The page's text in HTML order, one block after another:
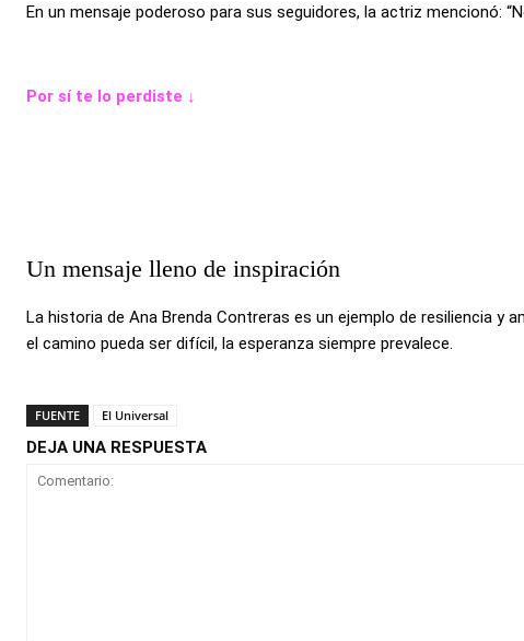
En un mensaje poderoso para sus seguidores, la actriz mencionó:
Por sí te lo perdiste ↓
Un mensaje lleno de inspiración
La historia de Ana Brenda Contreras es un ejemplo de resiliencia y
el camino pueda ser difícil, la esperanza siempre prevalece.
FUENTE El Universal
DEJA UNA RESPUESTA